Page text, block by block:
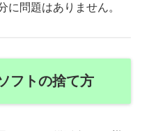
に問題はありません。
フトの捨て方